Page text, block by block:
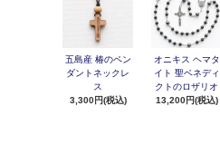
五島産 椿のペン
ダントネックレ
ス
3,300円(税込)
オニキス ヘマタ
イト 聖ベネディ
クトのロザリオ
13,200円(税込)